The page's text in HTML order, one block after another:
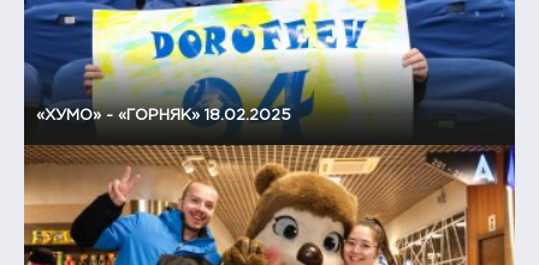
«ХУМО» - «ГОРНЯК» 18.02.2025